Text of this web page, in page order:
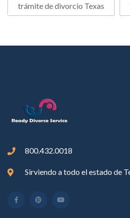
trámite de divorcio Texas
800.432.0018
Sirviendo a todo el estado de